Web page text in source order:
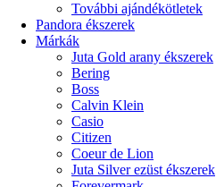
További ajándékötletek
Pandora ékszerek
Márkák
Juta Gold arany ékszerek
Bering
Boss
Calvin Klein
Casio
Citizen
Coeur de Lion
Juta Silver ezüst ékszerek